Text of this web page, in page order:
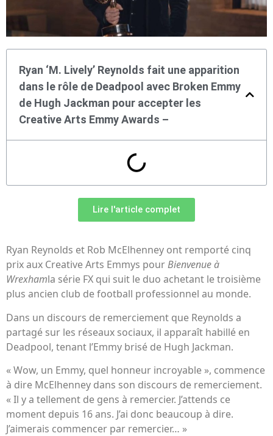
Ryan ‘M. Lively’ Reynolds fait une apparition
dans le rôle de Deadpool avec Broken Emmy
de Hugh Jackman pour accepter les
Creative Arts Emmy Awards –
Lire l'article complet
Ryan Reynolds et Rob McElhenney ont remporté cinq
prix aux Creative Arts Emmys pourBienvenue à
Wrexhamla série FX qui suit le duo achetant le troisième
plus ancien club de football professionnel au monde.
Dans un discours de remerciement que Reynolds a
partagé sur les réseaux sociaux, il apparaît habillé en
Deadpool, tenant l’Emmy brisé de Hugh Jackman.
« Wow, un Emmy, quel honneur incroyable », commence
à dire McElhenney dans son discours de remerciement.
« Il y a tellement de gens à remercier. J’attends ce
moment depuis 16 ans. J’ai donc beaucoup à dire.
J’aimerais commencer par remercier… »